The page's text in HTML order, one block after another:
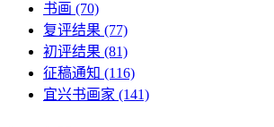
书画 (70)
复评结果 (77)
初评结果 (81)
征稿通知 (116)
宜兴书画家 (141)